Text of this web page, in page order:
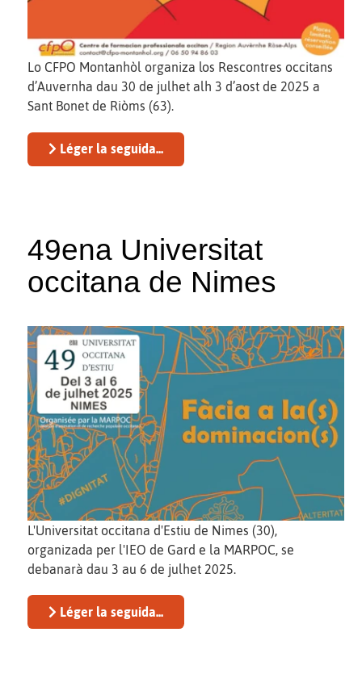
Lo CFPO Montanhòl organiza los Rescontres occitans
d’Auvernha dau 30 de julhet alh 3 d’aost de 2025 a
Sant Bonet de Riòms (63).
Léger la seguida...
49ena Universitat
occitana de Nimes
L'Universitat occitana d'Estiu de Nimes (30),
organizada per l'IEO de Gard e la MARPOC, se
debanarà dau 3 au 6 de julhet 2025.
Léger la seguida...